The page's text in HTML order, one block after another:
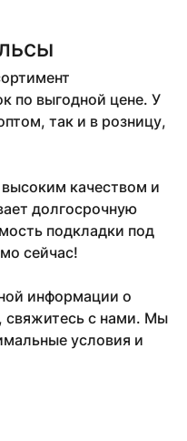
по выгодной цене. У
так и в розницу,
качеством и
долгосрочную
подкладки под
сейчас!
информации о
свяжитесь с нами. Мы
условия и